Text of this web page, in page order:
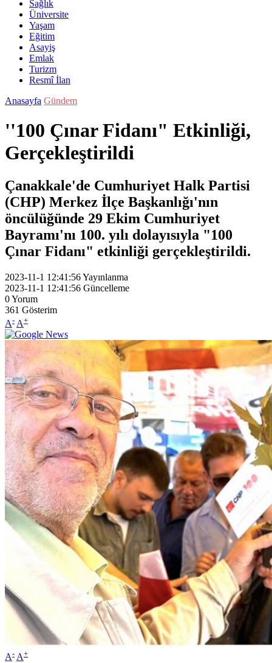
Sağlık
Üniversite
Yaşam
Eğitim
Asayiş
Emlak
Turizm
Resmî İlan
Anasayfa Gündem
''100 Çınar Fidanı" Etkinliği,
Gerçekleştirildi
Çanakkale'de Cumhuriyet Halk Partisi
(CHP) Merkez İlçe Başkanlığı'nın
öncülüğünde 29 Ekim Cumhuriyet
Bayramı'nı 100. yılı dolayısıyla "100
Çınar Fidanı" etkinliği gerçekleştirildi.
2023-11-1 12:41:56Yayınlanma
2023-11-1 12:41:56 Güncelleme
0Yorum
361 Gösterim
A- A+
A- A+